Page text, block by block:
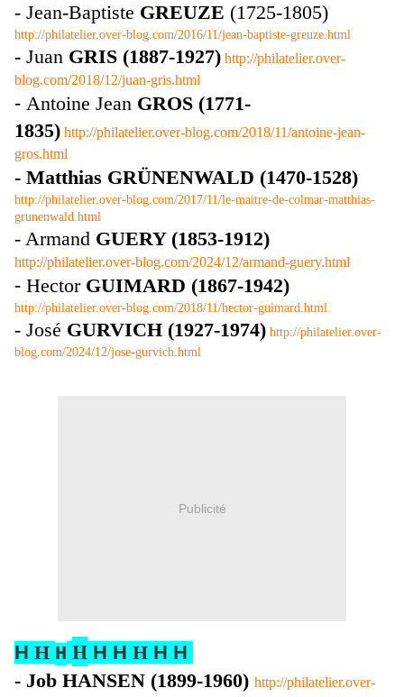
- Jean-Baptiste GREUZE (1725-1805)
http://philatelier.over-blog.com/2016/11/jean-baptiste-greuze.html
- Juan GRIS (1887-1927) http://philatelier.over-
blog.com/2018/12/juan-gris.html
- Antoine Jean GROS (1771-
1835) http://philatelier.over-blog.com/2018/11/antoine-jean-
gros.html
- Matthias GRÜNENWALD (1470-1528)
http://philatelier.over-blog.com/2017/11/le-maitre-de-colmar-matthias-
grunenwald.html
- Armand GUERY (1853-1912)
http://philatelier.over-blog.com/2024/12/armand-guery.html
- Hector GUIMARD (1867-1942)
http://philatelier.over-blog.com/2018/11/hector-guimard.html
- José GURVICH (1927-1974) http://philatelier.over-
blog.com/2024/12/jose-gurvich.html
Publicité
H H H H H H H H H
- Job HANSEN (1899-1960) http://philatelier.over-